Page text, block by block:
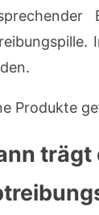
Produkte
trägt